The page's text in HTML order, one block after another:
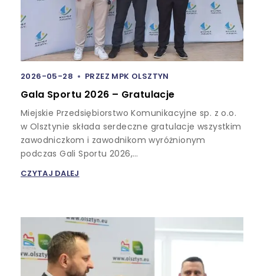
2026-05-28 PRZEZ MPK OLSZTYN
Gala Sportu 2026 – Gratulacje
Miejskie Przedsiębiorstwo Komunikacyjne sp. z o.o.
w Olsztynie składa serdeczne gratulacje wszystkim
zawodniczkom i zawodnikom wyróżnionym
podczas Gali Sportu 2026,…
CZYTAJ DALEJ